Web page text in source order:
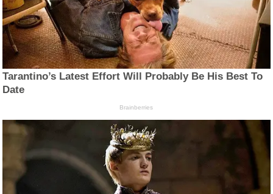
Tarantino’s Latest Effort Will Probably Be His Best To
Date
Brainberries